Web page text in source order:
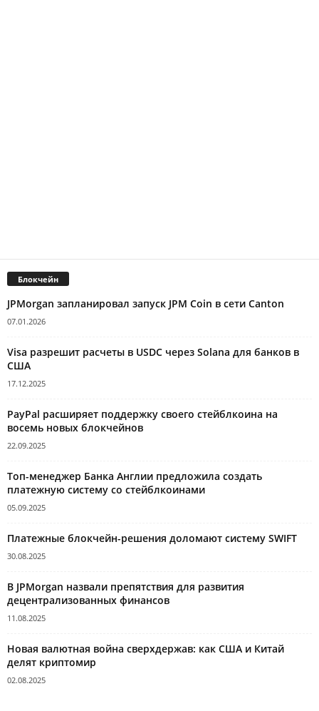
Блокчейн
JPMorgan запланировал запуск JPM Coin в сети Canton
07.01.2026
Visa разрешит расчеты в USDC через Solana для банков в
США
17.12.2025
PayPal расширяет поддержку своего стейблкоина на
восемь новых блокчейнов
22.09.2025
Топ-менеджер Банка Англии предложила создать
платежную систему со стейблкоинами
05.09.2025
Платежные блокчейн-решения доломают систему SWIFT
30.08.2025
В JPMorgan назвали препятствия для развития
децентрализованных финансов
11.08.2025
Новая валютная война сверхдержав: как США и Китай
делят криптомир
02.08.2025